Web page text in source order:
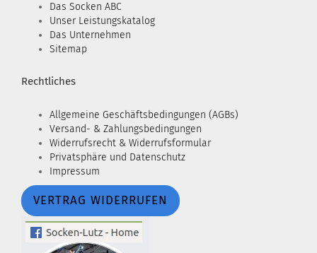
Das Socken ABC
Unser Leistungskatalog
Das Unternehmen
Sitemap
Rechtliches
Allgemeine Geschäftsbedingungen (AGBs)
Versand- & Zahlungsbedingungen
Widerrufsrecht & Widerrufsformular
Privatsphäre und Datenschutz
Impressum
VERTRAG WIDERRUFEN